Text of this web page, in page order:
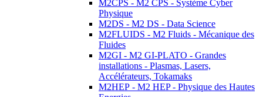
M2CPS - M2 CPS - Système Cyber
Physique
M2DS - M2 DS - Data Science
M2FLUIDS - M2 Fluids - Mécanique des
Fluides
M2GI - M2 GI-PLATO - Grandes
installations - Plasmas, Lasers,
Accélérateurs, Tokamaks
M2HEP - M2 HEP - Physique des Hautes